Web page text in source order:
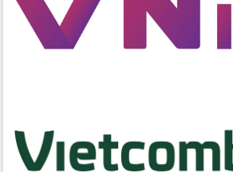
Lãnh đạo tỉnh dâng hương tưởng niệm
tại Đập Đồng Cam đầu Xuân Bính Ngọ
Ngành nông nghiệp phấn đấu tăng
Đắk Lắk tập trung toàn lực khắc phục
tồn tại IUU, sẵn sàng làm việc với
Đoàn thanh tra EC